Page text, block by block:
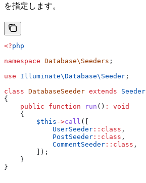
を指定します。
<?php
namespace Database\Seeders ;
use Illuminate\Database\ Seeder ;
class DatabaseSeeder extends Seeder
{
    public
function run () :
void
    {
        $this
->call ([
            UserSeeder
:: class ,
            PostSeeder
:: class ,
            CommentSeeder
:: class ,
        ]);
    }
}